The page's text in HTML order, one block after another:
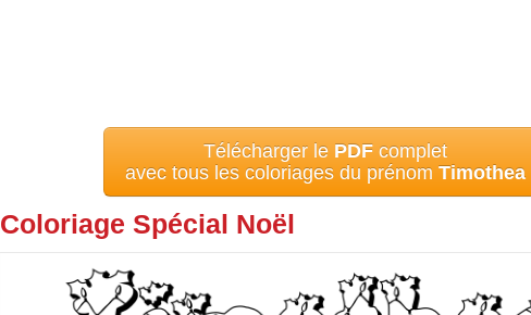
Télécharger le PDF complet
avec tous les coloriages du prénom Timothea
Coloriage Spécial Noël